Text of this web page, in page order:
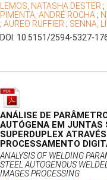
LEMOS, NATASHA DESTER ;
PIMENTA, ANDRÉ ROCHA ;
; AUREO RUFFIER ; SENNA,
DOI: 10.5151/2594-5327-
ANÁLISE DE
AUTÓGENA EM JUNTAS
SUPERDUPLEX
PROCESSAMENTO
ANALYSIS OF WELDING
STEEL AUTOGENOUS
IMAGES PROCESSING